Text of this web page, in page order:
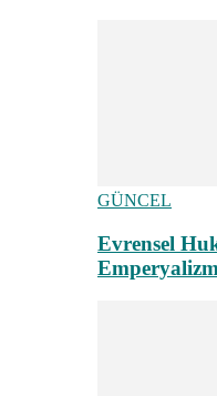
GÜNCEL
Evrensel